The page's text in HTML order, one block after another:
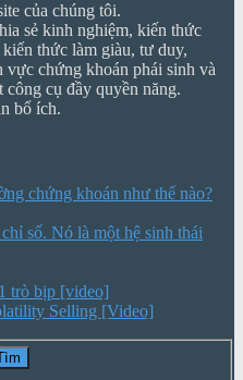
của chúng tôi.
sẻ kinh nghiệm, kiến thức
thức làm giàu, tư duy,
chứng khoán phái sinh và
cụ đầy quyền năng.
bổ ích.
chứng khoán như thế nào?
số. Nó là một hệ sinh thái
trò bịp [video]
Selling [Video]